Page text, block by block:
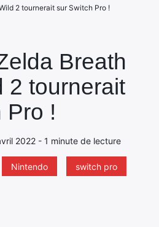
Breath
2 tournerait
Pro !
2022 - 1 minute de lecture
Nintendo
switch pro
2 tournerait sur Switch Pro !